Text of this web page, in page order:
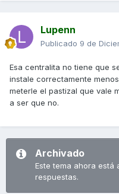
Lupenn
Publicado 9 de
Esa centralita no tiene que
instale correctamente
meterle el pastizal que vale
a ser que no.
Archivado
Este tema ahora
respuestas.